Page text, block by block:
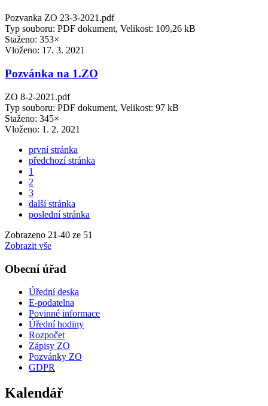
Pozvanka ZO 23-3-2021.pdf
Typ souboru: PDF dokument, Velikost: 109,26 kB
Staženo: 353×
Vloženo: 17. 3. 2021
Pozvánka na 1.ZO
ZO 8-2-2021.pdf
Typ souboru: PDF dokument, Velikost: 97 kB
Staženo: 345×
Vloženo: 1. 2. 2021
první stránka
předchozí stránka
1
2
3
další stránka
poslední stránka
Zobrazeno 21-40 ze 51
Zobrazit vše
Obecní úřad
Úřední deska
E-podatelna
Povinné informace
Úřední hodiny
Rozpočet
Zápisy ZO
Pozvánky ZO
GDPR
Kalendář